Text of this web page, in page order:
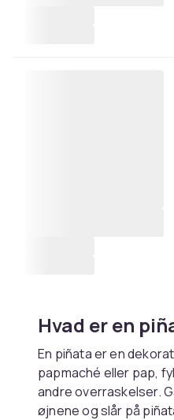
Hvad er en
En piñata er en
papmaché eller pap,
andre overraskelser.
øjnene og slår på